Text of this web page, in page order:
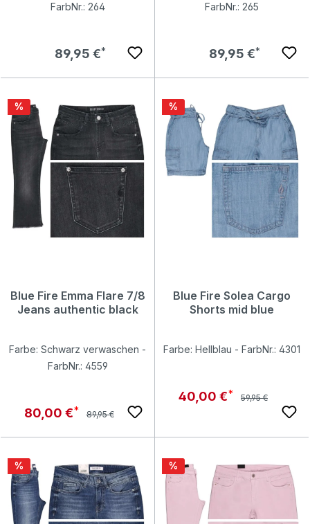
FarbNr.: 264
Regulärer Preis:
89,95 €
FarbNr.: 265
Regulärer Preis:
89,95 €
Rabatt
%
Blue Fire Emma Flare 7/8
Jeans authentic black
Farbe: Schwarz verwaschen -
FarbNr.: 4559
Verkaufspreis:
80,00 € Regulärer Preis:
89,95 €
Rabatt
%
Blue Fire Solea Cargo
Shorts mid blue
Farbe: Hellblau - FarbNr.: 4301
Verkaufspreis:
40,00 € Regulärer Preis:
59,95 €
Rabatt
% Rabatt
%